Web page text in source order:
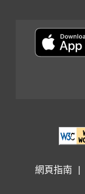
網頁指南